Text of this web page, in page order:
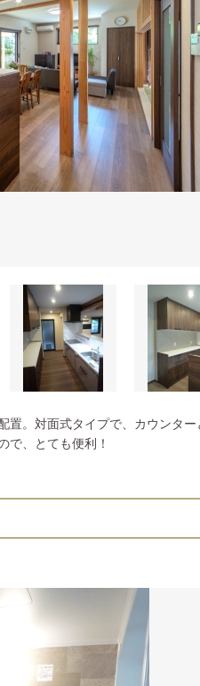
置。対面式タイプで、カウンタ
で、とても便利！